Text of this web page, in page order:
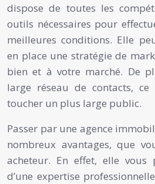
dispose de toutes les
outils nécessaires pour
meilleures conditions. Elle
en place une stratégie de
bien et à votre marché. De
large réseau de contacts,
toucher un plus large public.
Passer par une agence
nombreux avantages, que
acheteur. En effet, elle vous
d’une expertise